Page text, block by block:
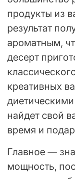
продукты из
результат
ароматным,
десерт
креативных
найдет свой
время и
Главное —
мощность,